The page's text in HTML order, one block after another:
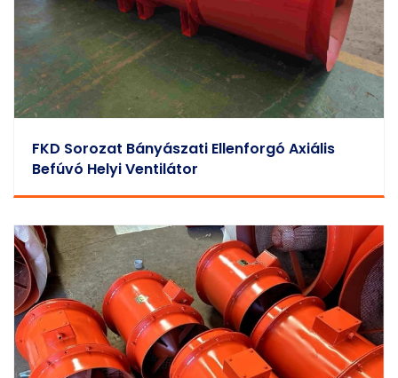
FKD Sorozat Bányászati Ellenforgó Axiális
Befúvó Helyi Ventilátor